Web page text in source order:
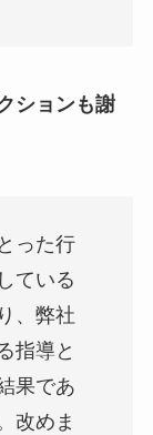
ションも謝
った行
ている
、弊社
指導と
果であ
改めま